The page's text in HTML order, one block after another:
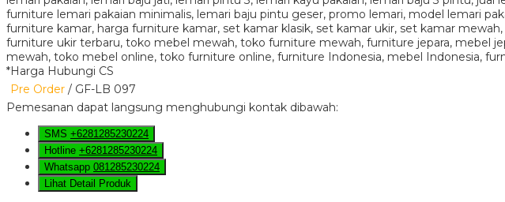
*Harga Hubungi CS
Pre Order / GF-LB 097
Pemesanan dapat langsung menghubungi kontak dibawah:
SMS +6281285230224
Hotline +6281285230224
Whatsapp 081285230224
Lihat Detail Produk